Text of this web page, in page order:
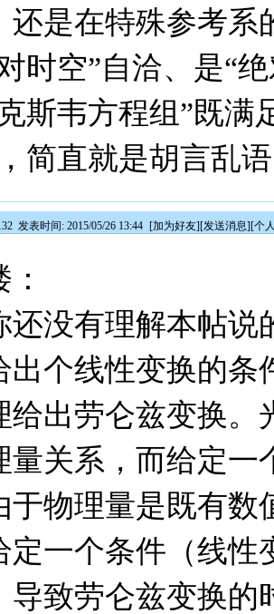
还是在特殊参考系
时空”自洽、是“
斯韦方程组”既满
简直就是胡言乱
发表时间: 2015/05/26 13:44 [加为好友][发送消息][个
还没有理解本帖说
出个线性变换的
给出劳仑兹变换。
量关系，而给定
于物理量是既有
定一个条件（线性
导致劳仑兹变换的